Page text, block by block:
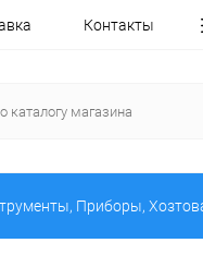
Контакты
Приборы,